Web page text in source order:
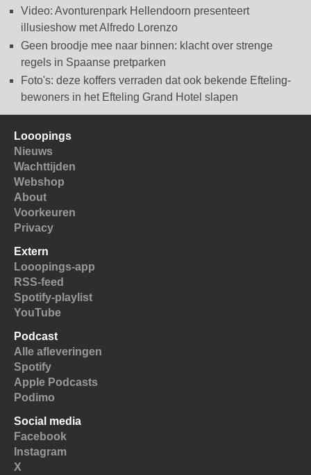
Video: Avonturenpark Hellendoorn presenteert
illusieshow met Alfredo Lorenzo
Geen broodje mee naar binnen: klacht over strenge
regels in Spaanse pretparken
Foto's: deze koffers verraden dat ook bekende Efteling-
bewoners in het Efteling Grand Hotel slapen
Looopings
Nieuws
Wachttijden
Webshop
About
Voorkeuren
Privacy
Extern
Looopings-app
RSS-feed
Spotify-playlist
YouTube
Podcast
Alle afleveringen
Spotify
Apple Podcasts
Podimo
Social media
Facebook
Instagram
X